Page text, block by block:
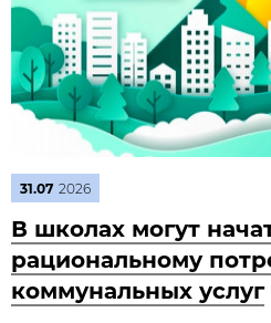
31.07 2026
В школах могут
рациональному
коммунальных услуг